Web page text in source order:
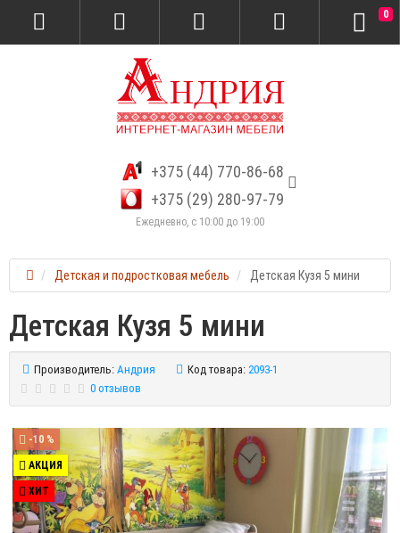
+375 (44) 770-86-68
+375 (29) 280-97-79
Ежедневно, с 10:00 до 19:00
0
Детская и подростковая мебель Детская Кузя 5 мини
Детская Кузя 5 мини
Производитель: Андрия Код товара: 2093-1
0 отзывов
-10 %
АКЦИЯ
ХИТ